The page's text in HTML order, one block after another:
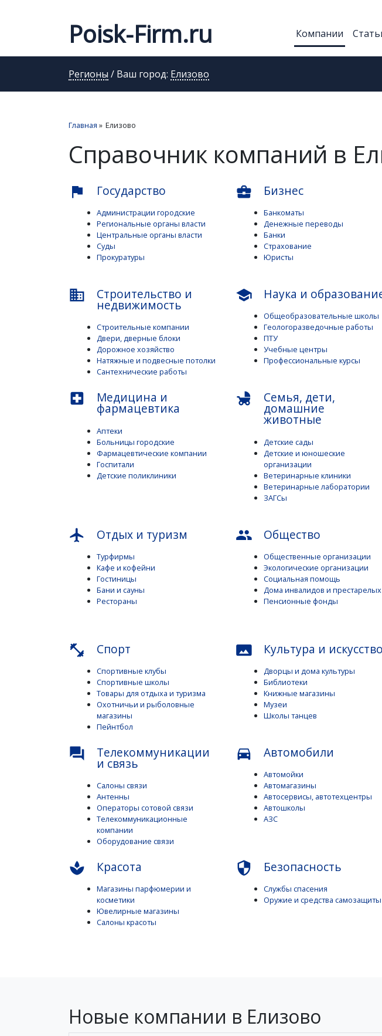
Poisk-Firm.ru Компании
Регионы / Ваш город: Елизово
Главная » Елизово
Справочник компаний в
flag Государство
Администрации городские
Региональные органы власти
Центральные органы власти
Суды
Прокуратуры
business_center Бизнес
Банкоматы
Денежные переводы
Банки
Страхование
Юристы
business Строительство и
недвижимость
Строительные компании
Двери, дверные блоки
Дорожное хозяйство
Натяжные и подвесные потолки
Сантехнические работы
school Наука и
Общеобразовательные школы
Геологоразведочные работы
ПТУ
Учебные центры
Профессиональные курсы
local_hospital Медицина и
фармацевтика
Аптеки
Больницы городские
Фармацевтические компании
Госпитали
Детские поликлиники
child_friendly Семья, дети,
домашние
животные
Детские сады
Детские и юношеские
организации
Ветеринарные клиники
Ветеринарные лаборатории
ЗАГСы
flight Отдых и туризм
Турфирмы
Кафе и кофейни
Гостиницы
Бани и сауны
Рестораны
people Общество
Общественные организации
Экологические организации
Социальная помощь
Дома инвалидов и престарелых
Пенсионные фонды
fitness_center Спорт
Спортивные клубы
Спортивные школы
Товары для отдыха и туризма
Охотничьи и рыболовные
магазины
Пейнтбол
panorama Культура и искусство
Дворцы и дома культуры
Библиотеки
Книжные магазины
Музеи
Школы танцев
question_answer Телекоммуникации
и связь
Салоны связи
Антенны
Операторы сотовой связи
Телекоммуникационные
компании
Оборудование связи
directions_car Автомобили
Автомойки
Автомагазины
Автосервисы, автотехцентры
Автошколы
АЗС
spa Красота
Магазины парфюмерии и
косметики
Ювелирные магазины
Салоны красоты
security Безопасность
Службы спасения
Оружие и средства самозащиты
Новые компании в Елизово